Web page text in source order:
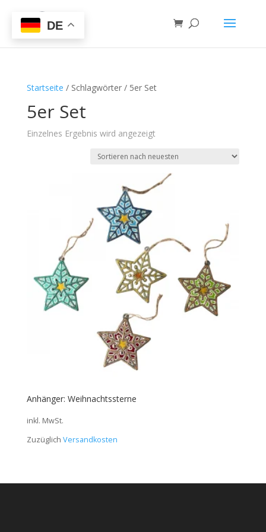
Startseite / Schlagwörter / 5er Set
5er Set
Einzelnes Ergebnis wird angezeigt
Anhänger: Weihnachtssterne
inkl. MwSt.
Zuzüglich Versandkosten
DE